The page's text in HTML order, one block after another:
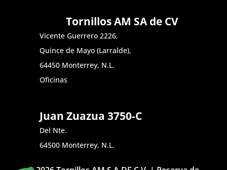
Tornillos AM SA de CV
Vicente Guerrero 2226,
Quince de Mayo (Larralde),
64450 Monterrey, N.L.
Oficinas
Juan Zuazua 3750-C
Del Nte.
64500 Monterrey, N.L.